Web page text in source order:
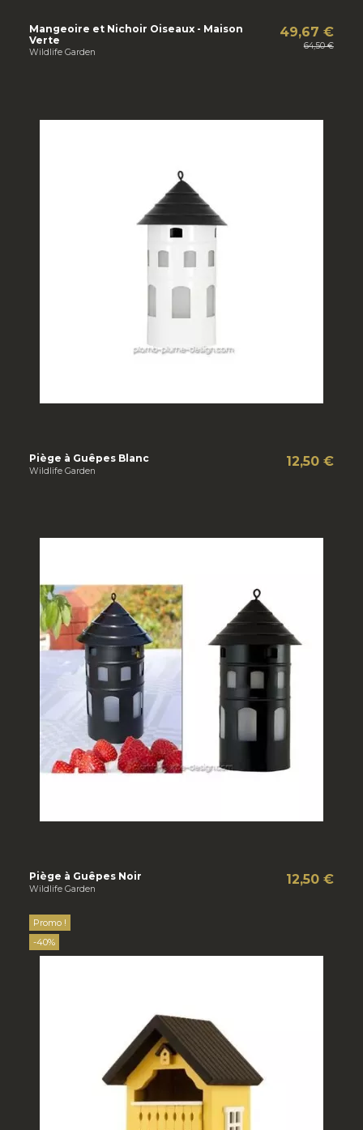
Mangeoire et Nichoir Oiseaux - Maison
Verte
Wildlife Garden
49,67 €
64,50 €
Piège à Guêpes Blanc
Wildlife Garden
12,50 €
Piège à Guêpes Noir
Wildlife Garden
12,50 €
Promo !
-40%